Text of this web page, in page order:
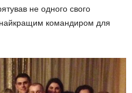
не одного свого
найкращим командиром для